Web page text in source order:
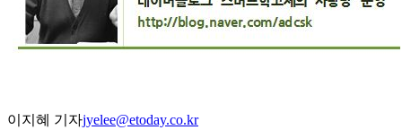
이지혜 기자jyelee@etoday.co.kr